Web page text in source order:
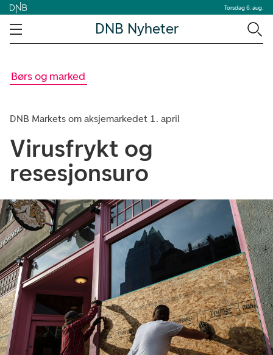
Torsdag 6. aug.
DNB Nyheter
Børs og marked
DNB Markets om aksjemarkedet 1. april
Virusfrykt og
resesjonsuro